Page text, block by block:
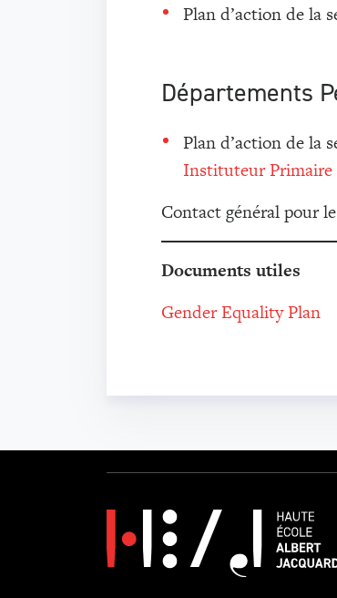
Plan d’action de la
Départements
Plan d’action de la
Instituteur Primaire
Contact général pour
Documents utiles
Gender Equality Plan